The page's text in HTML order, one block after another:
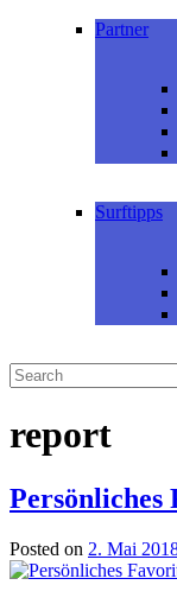
Partner
Surftipps
report
Persönliches
Posted on 2. Mai